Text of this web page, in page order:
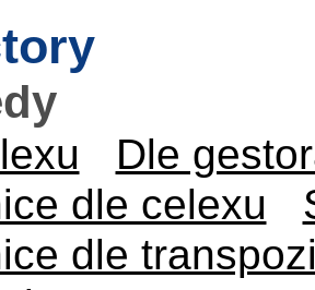
Dle
dle celexu
dle